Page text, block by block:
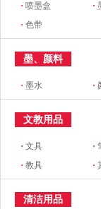
·喷墨盒 ·
·色带
墨、颜料
·墨水 ·
文教用品
·文具 ·
·教具 ·
清洁用品